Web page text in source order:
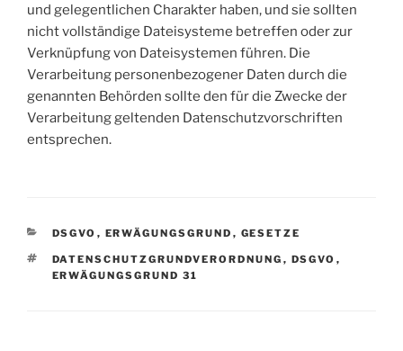
und gelegentlichen Charakter haben, und sie sollten
nicht vollständige Dateisysteme betreffen oder zur
Verknüpfung von Dateisystemen führen. Die
Verarbeitung personenbezogener Daten durch die
genannten Behörden sollte den für die Zwecke der
Verarbeitung geltenden Datenschutzvorschriften
entsprechen.
KATEGORIEN
DSGVO , ERWÄGUNGSGRUND , GESETZE
SCHLAGWÖRTER
DATENSCHUTZGRUNDVERORDNUNG , DSGVO ,
ERWÄGUNGSGRUND 31